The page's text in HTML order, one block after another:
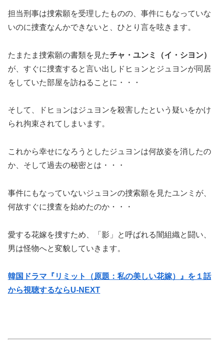
担当刑事は捜索願を受理したものの、事件にもなっていな
いのに捜査なんかできないと、ひとり言を呟きます。
たまたま捜索願の書類を見たチャ・ユンミ（イ・シヨン）
が、すぐに捜査すると言い出しドヒョンとジュヨンが同居
をしていた部屋を訪ねることに・・・
そして、ドヒョンはジュヨンを殺害したという疑いをかけ
られ拘束されてしまいます。
これから幸せになろうとしたジュヨンは何故姿を消したの
か、そして過去の秘密とは・・・
事件にもなっていないジュヨンの捜索願を見たユンミが、
何故すぐに捜査を始めたのか・・・
愛する花嫁を捜すため、「影」と呼ばれる闇組織と闘い、
男は怪物へと変貌していきます。
韓国ドラマ『リミット（原題：私の美しい花嫁）』を１話
から視聴するならU-NEXT